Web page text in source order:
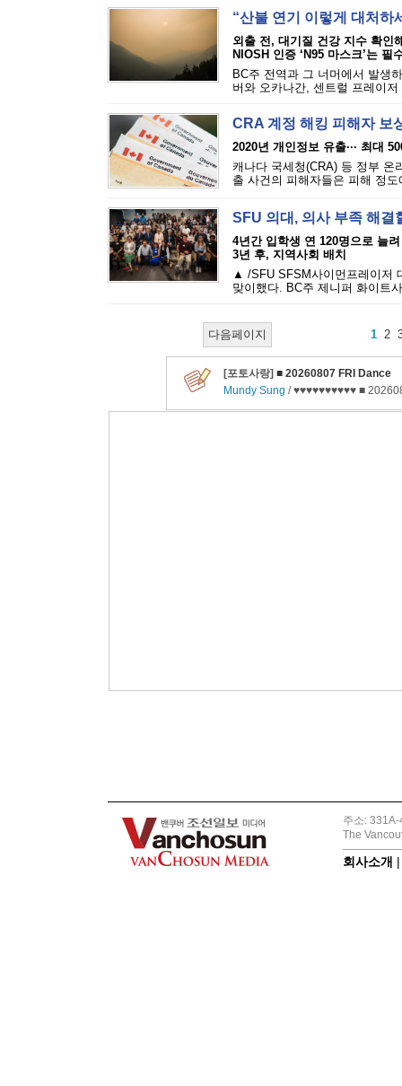
“산불 연기 이렇게 대처하
외출 전, 대기질 건강 지수 확인
NIOSH 인증 ‘N95 마스크’는 필
BC주 전역과 그 너머에서 발생
버와 오카나간, 센트럴 프레이
CRA 계정 해킹 피해자 보
2020년 개인정보 유출··· 최대
캐나다 국세청(CRA) 등 정부 온
출 사건의 피해자들은 피해 정
SFU 의대, 의사 부족 해
4년간 입학생 연 120명으로 늘려
3년 후, 지역사회 배치
▲ /SFU SFSM사이먼프레이저
맞이했다. BC주 제니퍼 화이트
다음페이지 1 2
주소:
The
회사소개